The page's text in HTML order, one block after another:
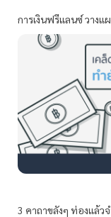
การเงินฟรีแลนซ์ วางแ
3 คาถาขลังๆ ท่องแล้ว